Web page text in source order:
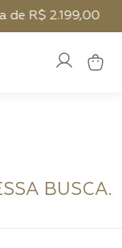
R$ 2.199,00
BUSCA.